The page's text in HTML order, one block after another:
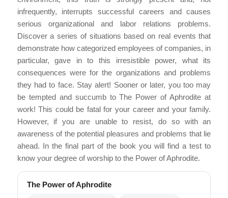
infrequently, interrupts successful careers and causes
serious organizational and labor relations problems.
Discover a series of situations based on real events that
demonstrate how categorized employees of companies, in
particular, gave in to this irresistible power, what its
consequences were for the organizations and problems
they had to face. Stay alert! Sooner or later, you too may
be tempted and succumb to The Power of Aphrodite at
work! This could be fatal for your career and your family.
However, if you are unable to resist, do so with an
awareness of the potential pleasures and problems that lie
ahead. In the final part of the book you will find a test to
know your degree of worship to the Power of Aphrodite.
The Power of Aphrodite